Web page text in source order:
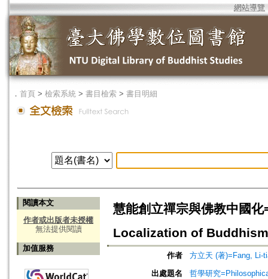
網站導覽
． 首頁 > 檢索系統 > 書目檢索 > 書目明細
閱讀本文
作者或出版者未授權
無法提供閱讀
加值服務
慧能創立禪宗與佛教中國
Localization of
作者
方立天 (著)=Fang, Li-
出處題名
哲學研究